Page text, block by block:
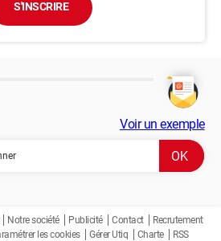
S'INSCRIRE
Voir un exemple
Notre société Publicité Contact
Recrutement
les cookies Gérer Utiq Charte
RSS